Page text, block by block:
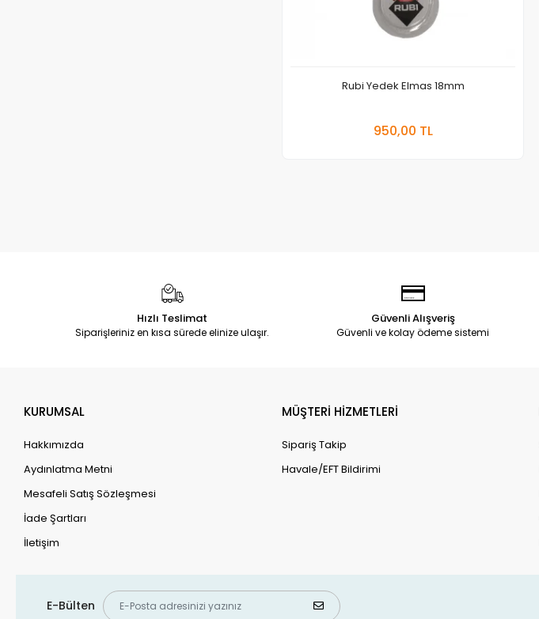
Rubi Yedek Elmas 18mm
950,00 TL
Hızlı Teslimat
Siparişleriniz en kısa sürede elinize ulaşır.
Güvenli Alışveriş
Güvenli ve kolay ödeme sistemi
KURUMSAL
Hakkımızda
Aydınlatma Metni
Mesafeli Satış Sözleşmesi
İade Şartları
İletişim
MÜŞTERİ HİZMETLERİ
Sipariş Takip
Havale/EFT Bildirimi
E-Bülten